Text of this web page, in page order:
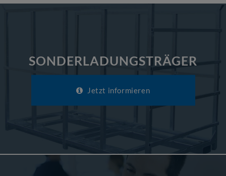
SONDERLADUNGSTRÄGER
Jetzt informieren